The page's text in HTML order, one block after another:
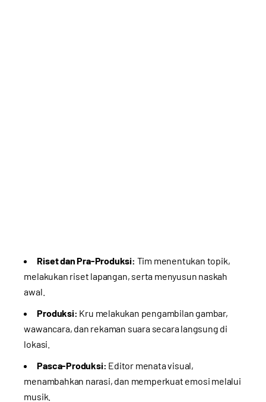
Riset dan Pra-Produksi: Tim menentukan topik,
melakukan riset lapangan, serta menyusun naskah
awal.
Produksi: Kru melakukan pengambilan gambar,
wawancara, dan rekaman suara secara langsung di
lokasi.
Pasca-Produksi: Editor menata visual,
menambahkan narasi, dan memperkuat emosi melalui
musik.